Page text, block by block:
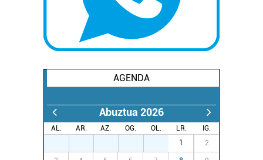
AGENDA
Abuztua 2026
AL. AR. AZ. OG. OL. LR.
IG.
1 2